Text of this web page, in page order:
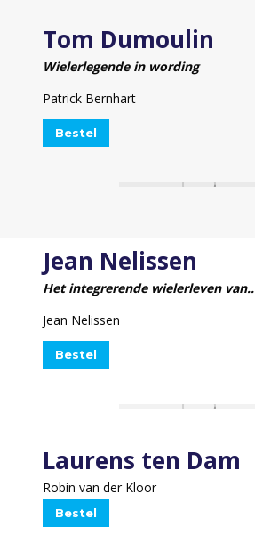
Tom Dumoulin
Wielerlegende in wording
Patrick Bernhart
Bestel
Jean Nelissen
Het integrerende wielerleven van..
Jean Nelissen
Bestel
Laurens ten Dam
Robin van der Kloor
Bestel